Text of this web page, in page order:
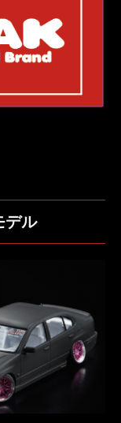
デル